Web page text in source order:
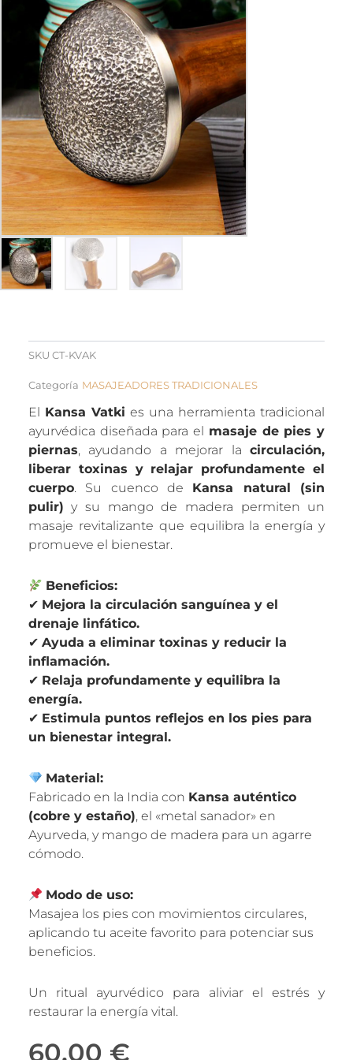
SKU CT-KVAK
Categoría MASAJEADORES TRADICIONALES
El Kansa Vatki es una herramienta tradicional
ayurvédica diseñada para el masaje de pies y
piernas, ayudando a mejorar lacirculación,
liberar toxinas y relajar profundamente el
cuerpo. Su cuenco de Kansa natural (sin
pulir) y su mango de madera permiten un
masaje revitalizante que equilibra la energía y
promueve el bienestar.
Beneficios:
✔ Mejora la circulación sanguínea y el
drenaje linfático.
✔ Ayuda a eliminar toxinas y reducir la
inflamación.
✔ Relaja profundamente y equilibra la
energía.
✔ Estimula puntos reflejos en los pies para
un bienestar integral.
Material:
Fabricado en la India con Kansa auténtico
(cobre y estaño), el «metal sanador» en
Ayurveda, y mango de madera para un agarre
cómodo.
Modo de uso:
Masajea los pies con movimientos circulares,
aplicando tu aceite favorito para potenciar sus
beneficios.
Un ritual ayurvédico para aliviar el estrés y
restaurar la energía vital.
60,00 €